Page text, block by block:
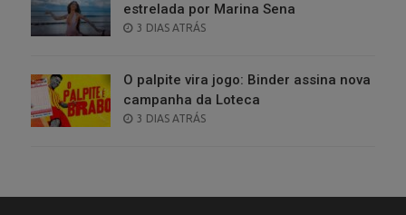
estrelada por Marina Sena
POSTED
3 DIAS ATRÁS
O palpite vira jogo: Binder assina nova
campanha da Loteca
POSTED
3 DIAS ATRÁS